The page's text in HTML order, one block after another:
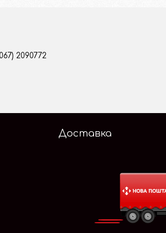
2090772
Доставка